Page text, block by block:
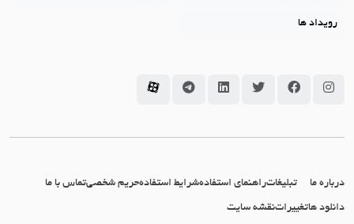
رویداد ها
سامانه جاما در اینستاگرام
سامانه جاما در فیسبوک
سامانه جاما در توئیتر
سامانه جاما در لینکداین
سامانه جاما در تلگرام
سامانه جاما در آپارات
درباره ما تبلیغاتراهنمای استفادهشرایط استفادهحریم شخصیتماس با ما
دانلود هاتغییراتنقشه سایت